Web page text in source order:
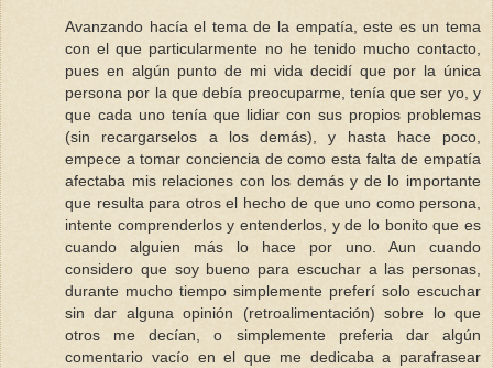
Avanzando hacía el tema de la empatía, este es un tema
con el que particularmente no he tenido mucho contacto,
pues en algún punto de mi vida decidí que por la única
persona por la que debía preocuparme, tenía que ser yo, y
que cada uno tenía que lidiar con sus propios problemas
(sin recargarselos a los demás), y hasta hace poco,
empece a tomar conciencia de como esta falta de empatía
afectaba mis relaciones con los demás y de lo importante
que resulta para otros el hecho de que uno como persona,
intente comprenderlos y entenderlos, y de lo bonito que es
cuando alguien más lo hace por uno. Aun cuando
considero que soy bueno para escuchar a las personas,
durante mucho tiempo simplemente preferí solo escuchar
sin dar alguna opinión (retroalimentación) sobre lo que
otros me decían, o simplemente preferia dar algún
comentario vacío en el que me dedicaba a parafrasear